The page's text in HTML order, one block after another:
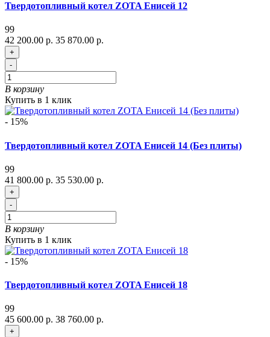
Твердотопливный котел ZOTA Енисей 12
99
42 200.00 р. 35 870.00 р.
+
-
В корзину
Купить в 1 клик
- 15%
Твердотопливный котел ZOTA Енисей 14 (Без плиты)
99
41 800.00 р. 35 530.00 р.
+
-
В корзину
Купить в 1 клик
- 15%
Твердотопливный котел ZOTA Енисей 18
99
45 600.00 р. 38 760.00 р.
+